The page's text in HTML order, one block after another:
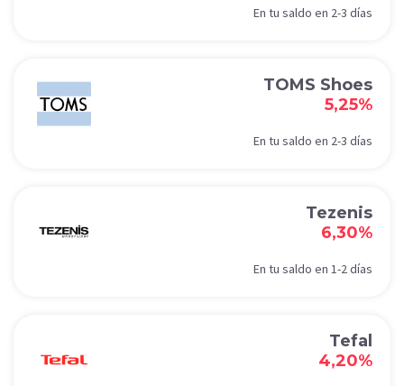
En tu saldo en 2-3 días
TOMS Shoes
5,25%
En tu saldo en 2-3 días
Tezenis
6,30%
En tu saldo en 1-2 días
Tefal
4,20%